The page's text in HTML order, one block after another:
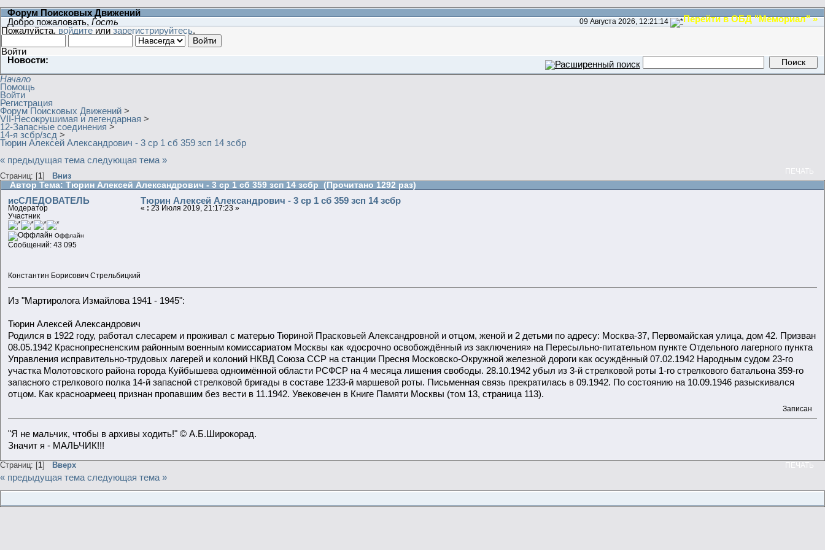
Перейти в ОБД "Мемориал" »
Форум Поисковых Движений
09 Августа 2026, 12:21:14
Добро пожаловать, Гость
Пожалуйста, войдите или зарегистрируйтесь.
Войти
Новости:
Начало
Помощь
Войти
Регистрация
Форум Поисковых Движений >
VII-Несокрушимая и легендарная >
12-Запасные соединения >
14-я зсбр/зсд >
Тюрин Алексей Александрович - 3 ср 1 cб 359 зсп 14 зсбр
« предыдущая тема следующая тема »
Страниц: [1] Вниз ПЕЧАТЬ
Автор Тема: Тюрин Алексей Александрович - 3 ср 1 cб 359 зсп 14 зсбр (Прочитано 1292 раз)
исСЛЕДОВАТЕЛЬ
Модератор
Участник
Оффлайн
Сообщений: 43 095
Константин Борисович Стрельбицкий
Тюрин Алексей Александрович - 3 ср 1 cб 359 зсп 14 зсбр
« : 23 Июля 2019, 21:17:23 »
Из "Мартиролога Измайлова 1941 - 1945":
Тюрин Алексей Александрович
Родился в 1922 году, работал слесарем и проживал с матерью Тюриной Прасковьей Александровной и отцом, женой и 2 детьми по адресу: Москва-37, Первомайская улица, дом 42. Призван
08.05.1942 Краснопресненским районным военным комиссариатом Москвы как «досрочно освобождённый из заключения» на Пересыльно-питательном пункте Отдельного лагерного пункта
Управления исправительно-трудовых лагерей и колоний НКВД Союза ССР на станции Пресня Московско-Окружной железной дороги как осуждённый 07.02.1942 Народным судом 23-го
участка Молотовского района города Куйбышева одноимённой области РСФСР на 4 месяца лишения свободы. 28.10.1942 убыл из 3-й стрелковой роты 1-го стрелкового батальона 359-го
запасного стрелкового полка 14-й запасной стрелковой бригады в составе 1233-й маршевой роты. Письменная связь прекратилась в 09.1942. По состоянию на 10.09.1946 разыскивался
отцом. Как красноармеец признан пропавшим без вести в 11.1942. Увековечен в Книге Памяти Москвы (том 13, страница 113).
Записан
"Я не мальчик, чтобы в архивы ходить!" © А.Б.Широкорад.
Значит я - МАЛЬЧИК!!!
Страниц: [1] Вверх ПЕЧАТЬ
« предыдущая тема следующая тема »